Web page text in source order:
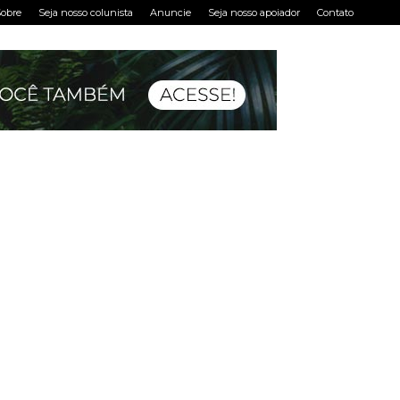
Seja nosso colunista Anuncie Seja nosso apoiador Contato